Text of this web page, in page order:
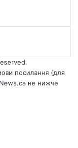
посилання (для
не нижче